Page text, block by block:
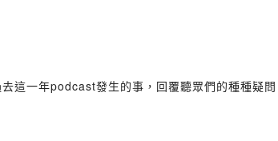
這一年podcast發生的事，回覆聽眾們的種種疑問